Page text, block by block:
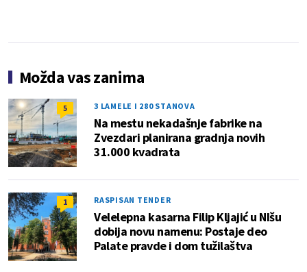
Možda vas zanima
5 3 LAMELE I 280 STANOVA
Na mestu nekadašnje fabrike na
Zvezdari planirana gradnja novih
31.000 kvadrata
1 RASPISAN TENDER
Velelepna kasarna Filip Kljajić u NIšu
dobija novu namenu: Postaje deo
Palate pravde i dom tužilaštva